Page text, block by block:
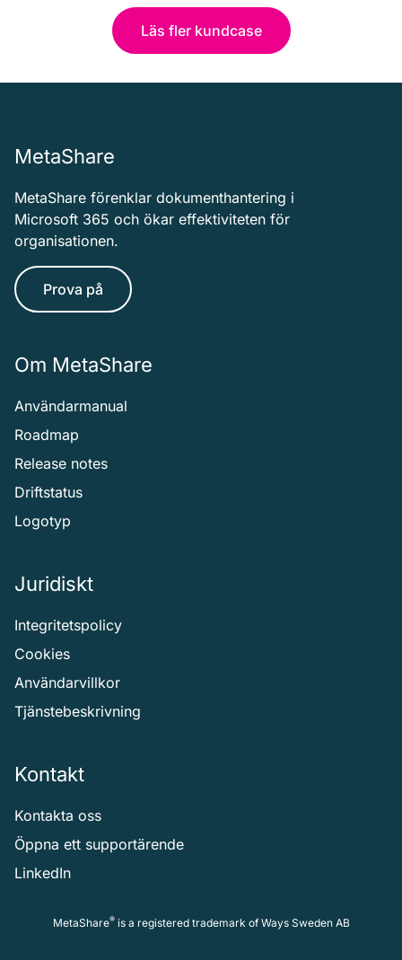
Läs fler kundcase
MetaShare
MetaShare förenklar dokumenthantering i
Microsoft 365 och ökar effektiviteten för
organisationen.
Prova på
Om MetaShare
Användarmanual
Roadmap
Release notes
Driftstatus
Logotyp
Juridiskt
Integritetspolicy
Cookies
Användarvillkor
Tjänstebeskrivning
Kontakt
Kontakta oss
Öppna ett supportärende
LinkedIn
MetaShare®is a registered trademark ofWays Sweden AB